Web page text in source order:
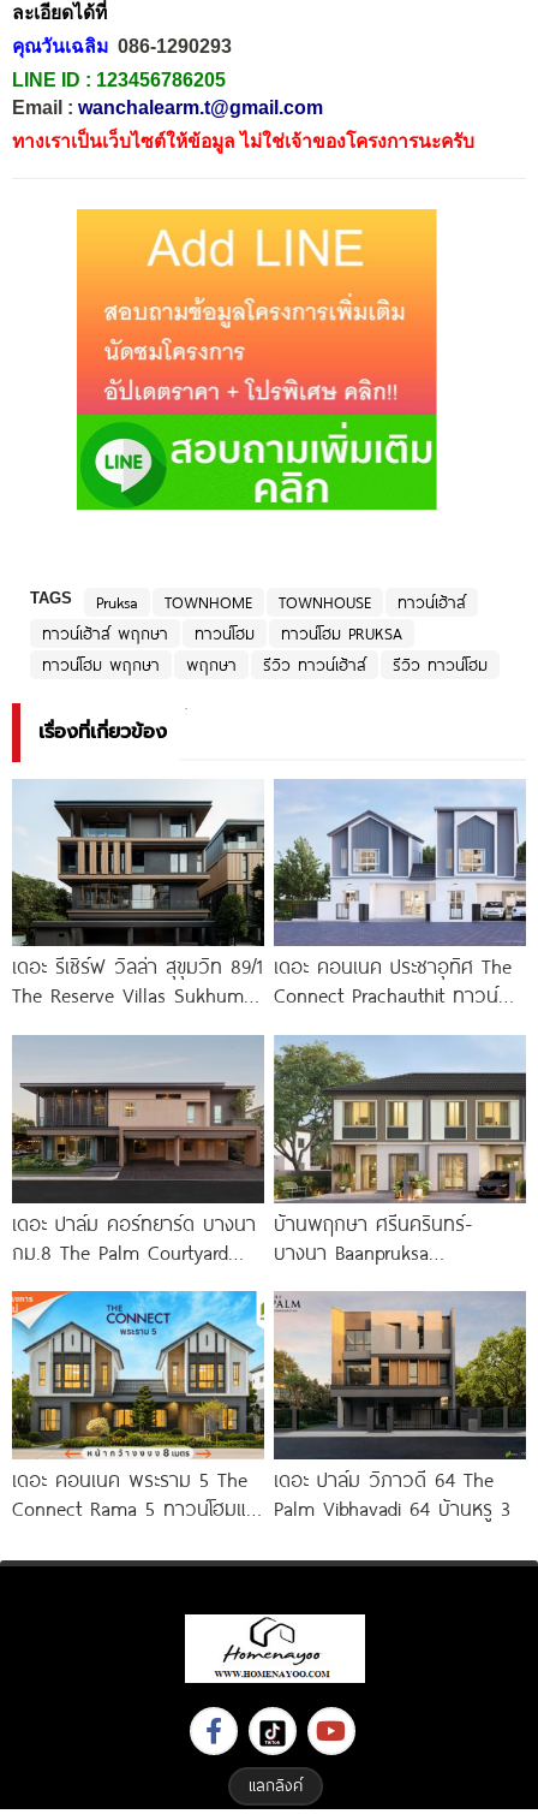
ละเอียดได้ที่
คุณวันเฉลิม 086-1290293
LINE ID : 123456786205
Email : wanchalearm.t@gmail.com
ทางเราเป็นเว็บไซต์ให้ข้อมูล ไม่ใช่เจ้าของโครงการนะครับ
TAGS Pruksa TOWNHOME TOWNHOUSE
ทาวน์เฮ้าส์
ทาวน์เฮ้าส์ พฤกษา
ทาวน์โฮม
ทาวน์โฮม PRUKSA
ทาวน์โฮม พฤกษา
พฤกษา รีวิว ทาวน์เฮ้าส์ รีวิว ทาวน์โฮม
เรื่องที่เกี่ยวข้อง
เดอะ รีเซิร์ฟ วิลล่า สุขุมวิท 89/1
The Reserve Villas Sukhumvit
เดอะ คอนเนค ประชาอุทิศ The
Connect Prachauthit ทาวน์
ศักยภาพซอยสุขสวัสดิ์ 78 ราคา
เริ่ม
เดอะ ปาล์ม คอร์ทยาร์ด บางนา
กม.8 The Palm Courtyard
บ้านพฤกษา ศรีนครินทร์-
บางนา Baanpruksa
และบ้านแฝด ใกล้ Mega บางนา
เพียง 5
เดอะ คอนเนค พระราม 5 The
Connect Rama 5 ทาวน์โฮมและ
พระราม
เดอะ ปาล์ม วิภาวดี 64 The
Palm Vibhavadi 64 บ้านหรู 3
แลกลิงค์